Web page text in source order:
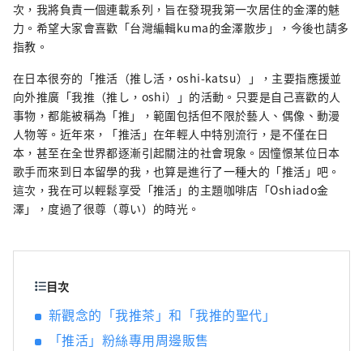
次，我將負責一個連載系列，旨在發現我第一次居住的金澤的魅
力。希望大家會喜歡「台灣編輯kuma的金澤散步」，今後也請多
指教。
在日本很夯的「推活（推し活，oshi-katsu）」，主要指應援並
向外推廣「我推（推し，oshi）」的活動。只要是自己喜歡的人
事物，都能被稱為「推」，範圍包括但不限於藝人、偶像、動漫
人物等。近年來，「推活」在年輕人中特別流行，是不僅在日
本，甚至在全世界都逐漸引起關注的社會現象。因憧憬某位日本
歌手而來到日本留學的我，也算是進行了一種大的「推活」吧。
這次，我在可以輕鬆享受「推活」的主題咖啡店「Oshiado金
澤」，度過了很尊（尊い）的時光。
目次
新觀念的「我推茶」和「我推的聖代」
「推活」粉絲專用周邊販售